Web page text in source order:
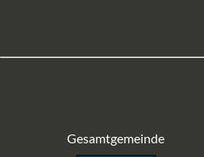
Gesamtgemeinde